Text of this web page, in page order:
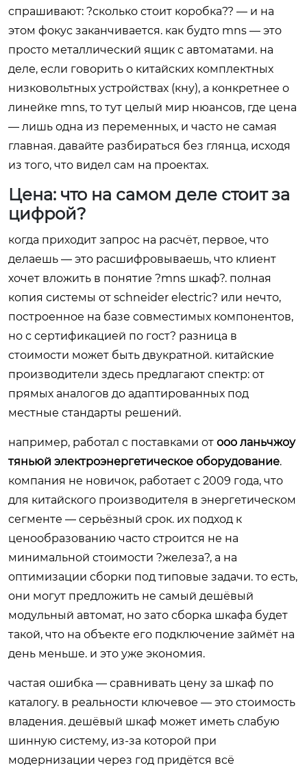
спрашивают: ?сколько стоит коробка?? — и на
этом фокус заканчивается. как будто mns — это
просто металлический ящик с автоматами. на
деле, если говорить о китайских комплектных
низковольтных устройствах (кну), а конкретнее о
линейке mns, то тут целый мир нюансов, где цена
— лишь одна из переменных, и часто не самая
главная. давайте разбираться без глянца, исходя
из того, что видел сам на проектах.
Цена: что на самом деле стоит за
цифрой?
когда приходит запрос на расчёт, первое, что
делаешь — это расшифровываешь, что клиент
хочет вложить в понятие ?mns шкаф?. полная
копия системы от schneider electric? или нечто,
построенное на базе совместимых компонентов,
но с сертификацией по гост? разница в
стоимости может быть двукратной. китайские
производители здесь предлагают спектр: от
прямых аналогов до адаптированных под
местные стандарты решений.
например, работал с поставками от ооо ланьчжоу
тяньюй электроэнергетическое оборудование.
компания не новичок, работает с 2009 года, что
для китайского производителя в энергетическом
сегменте — серьёзный срок. их подход к
ценообразованию часто строится не на
минимальной стоимости ?железа?, а на
оптимизации сборки под типовые задачи. то есть,
они могут предложить не самый дешёвый
модульный автомат, но зато сборка шкафа будет
такой, что на объекте его подключение займёт на
день меньше. и это уже экономия.
частая ошибка — сравнивать цену за шкаф по
каталогу. в реальности ключевое — это стоимость
владения. дешёвый шкаф может иметь слабую
шинную систему, из-за которой при
модернизации через год придётся всё